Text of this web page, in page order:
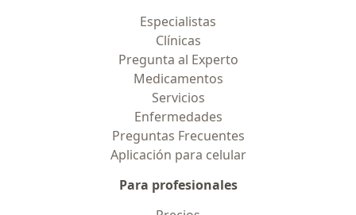
Especialistas
Clínicas
Pregunta al Experto
Medicamentos
Servicios
Enfermedades
Preguntas Frecuentes
Aplicación para celular
Para profesionales